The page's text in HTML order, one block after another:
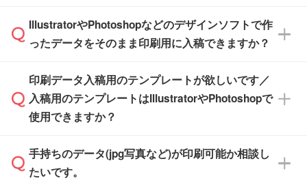
品が決まりましたらお早めのご発注をお願いい
たします。
※土日祝日を除く営業日換算です。
※沖縄・離島は追加日数がかかります。
※化粧箱から白箱への入れ替えや、オリジナル
箱の作成は原則承っておりません。
無料の「デザインシミュレーター」を使えば、
PCやスマホから簡単にデザインを作成できま
ザインソフトがなくても安心です。
また、「データ作成サービス
せいただければ、弊社にて無料でデザインデー
タを1点作成いたします。
IllustratorやPhotoshopなどのデザインソフトで作
ったデータをそのまま印刷用に入稿できますか？
IllustratorやPhotoshop、CLIP STUDIOなどのデ
ザインソフトでこだわりのデザインを作成した
い方は、完全データ入稿
積・ご注文フォームにアップロードしてご入稿
ください。
印刷データ入稿用のテンプレートが欲しいです／
入稿用のテンプレートはIllustratorやPhotoshopで
使用できますか？
一部商品は入稿用テンプレートのご用意があり
ます。各商品ページの『印刷方法・テンプレー
手持ちのデータ(jpg写真など)が印刷可能か相談し
たいです。